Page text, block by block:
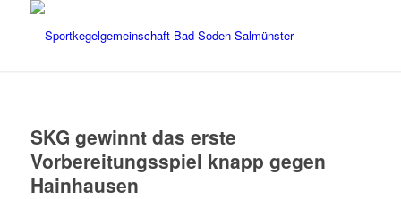
SKG gewinnt das erste
Vorbereitungsspiel knapp gegen
Hainhausen